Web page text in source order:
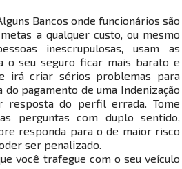
Bancos onde funcionários são
a qualquer custo, ou mesmo
inescrupulosas, usam as
o seu seguro ficar mais barato e
irá criar sérios problemas para
pagamento de uma Indenização
resposta do perfil errada. Tome
perguntas com duplo sentido,
responda para o de maior risco
ser penalizado.
você trafegue com o seu veículo